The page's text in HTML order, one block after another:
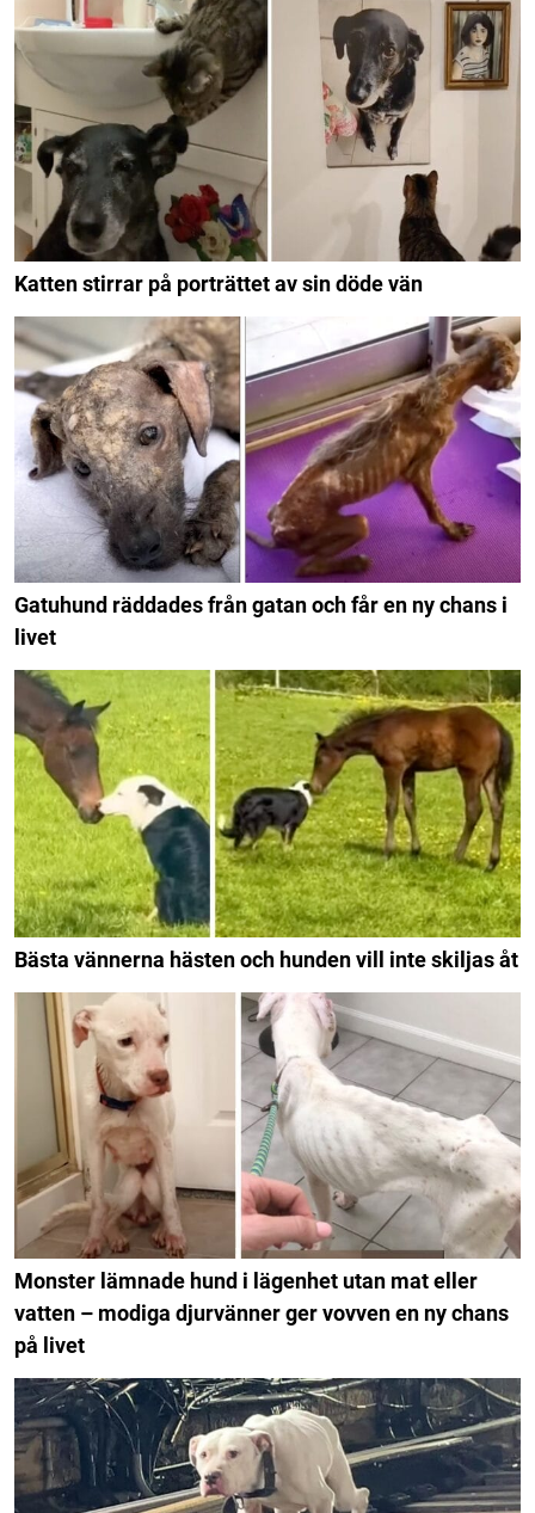
Katten stirrar på porträttet av sin döde vän
Gatuhund räddades från gatan och får en ny chans i
livet
Bästa vännerna hästen och hunden vill inte skiljas åt
Monster lämnade hund i lägenhet utan mat eller
vatten – modiga djurvänner ger vovven en ny chans
på livet